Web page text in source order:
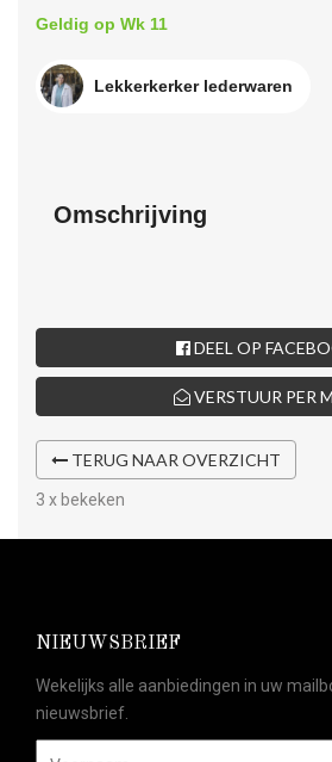
Geldig op Wk 11
Lekkerkerker lederwaren
Omschrijving
DEEL OP
VERSTUUR PER
TERUG NAAR OVERZICHT
3 x bekeken
NIEUWSBRIEF
Wekelijks alle aanbiedingen in uw
nieuwsbrief.